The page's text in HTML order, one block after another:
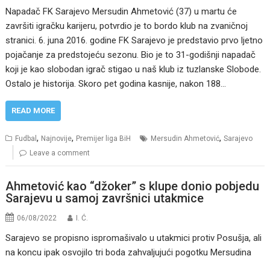
Napadač FK Sarajevo Mersudin Ahmetović (37) u martu će
završiti igračku karijeru, potvrdio je to bordo klub na zvaničnoj
stranici. 6. juna 2016. godine FK Sarajevo je predstavio prvo ljetno
pojačanje za predstojeću sezonu. Bio je to 31-godišnji napadač
koji je kao slobodan igrač stigao u naš klub iz tuzlanske Slobode.
Ostalo je historija. Skoro pet godina kasnije, nakon 188…
READ MORE
Fudbal, Najnovije, Premijer liga BiH Mersudin Ahmetović,Sarajevo
Leave a comment
Ahmetović kao “džoker” s klupe donio pobjedu
Sarajevu u samoj završnici utakmice
06/08/2022 I. Ć.
Sarajevo se propisno ispromašivalo u utakmici protiv Posušja, ali
na koncu ipak osvojilo tri boda zahvaljujući pogotku Mersudina